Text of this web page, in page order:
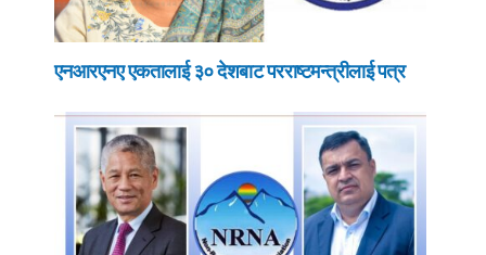
एनआरएनए एकतालाई ३० देशबाट परराष्टमन्त्रीलाई पत्र